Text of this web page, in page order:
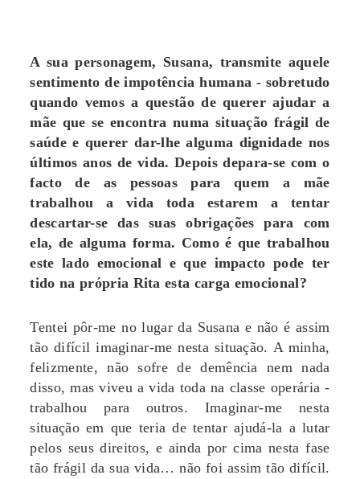
A sua personagem, Susana, transmite aquele
sentimento de impotência humana - sobretudo
quando vemos a questão de querer ajudar a
mãe que se encontra numa situação frágil de
saúde e querer dar-lhe alguma dignidade nos
últimos anos de vida. Depois depara-se com o
facto de as pessoas para quem a mãe
trabalhou a vida toda estarem a tentar
descartar-se das suas obrigações para com
ela, de alguma forma. Como é que trabalhou
este lado emocional e que impacto pode ter
tido na própria Rita esta carga emocional?
Tentei pôr-me no lugar da Susana e não é assim
tão difícil imaginar-me nesta situação. A minha,
felizmente, não sofre de demência nem nada
disso, mas viveu a vida toda na classe operária -
trabalhou para outros. Imaginar-me nesta
situação em que teria de tentar ajudá-la a lutar
pelos seus direitos, e ainda por cima nesta fase
tão frágil da sua vida… não foi assim tão difícil.